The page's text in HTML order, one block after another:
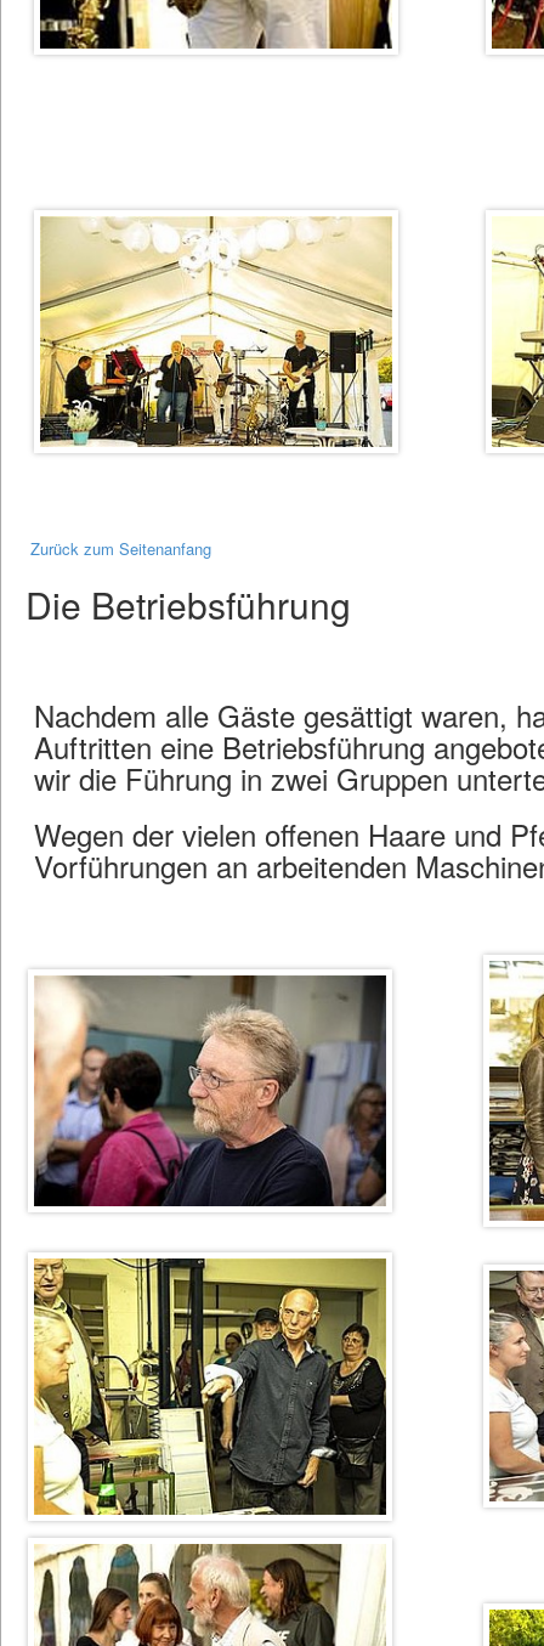
Zurück zum Seitenanfang
Die Betriebsführung
Nachdem alle Gäste gesättigt waren,
Auftritten eine Betriebsführung
wir die Führung in zwei Gruppen
Wegen der vielen offenen Haare und
Vorführungen an arbeitenden